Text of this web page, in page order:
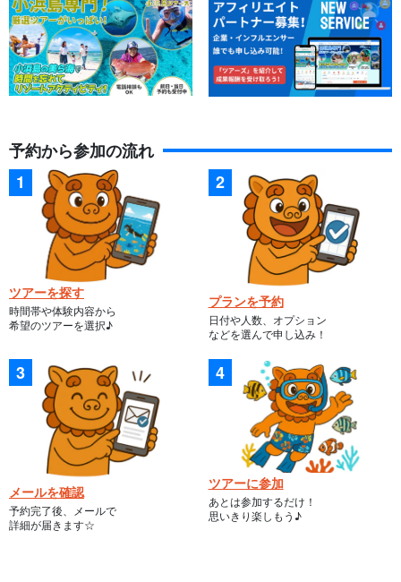
予約から参加の流れ
ツアーを探す
時間帯や体験内容から
希望のツアーを選択♪
プランを予約
日付や人数、オプション
などを選んで申し込み！
メールを確認
予約完了後、メールで
詳細が届きます☆
ツアーに参加
あとは参加するだけ！
思いきり楽しもう♪